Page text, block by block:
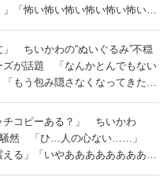
「怖い怖い怖い怖い怖い怖い怖
」 ちいかわの“ぬいぐるみ”不穏
ズが話題 「なんかとんでもない
「もう包み隠さなくなってきた
チコピーある？」 ちいかわ
騒然 「ひ…人の心ない……」
える」「いやあああああああああ